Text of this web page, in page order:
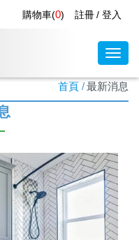
註冊 登入
購物車(0)
首頁 最新消息